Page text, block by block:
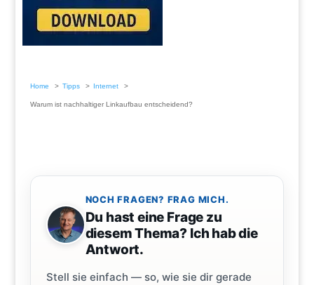
Home Tipps Internet
Warum ist nachhaltiger Linkaufbau entscheidend?
NOCH FRAGEN? FRAG MICH.
Du hast eine Frage zu
diesem Thema? Ich hab die
Antwort.
Stell sie einfach — so, wie sie dir gerade